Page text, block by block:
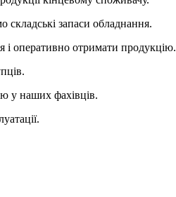
складські запаси обладнання.
і оперативно отримати продукцію.
у наших фахівців.